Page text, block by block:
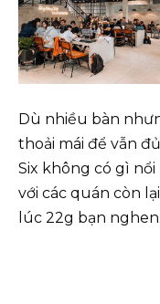
Dù nhiều bàn
thoải mái để vẫn
Six không có gì
với các quán còn
lúc 22g bạn nghen.